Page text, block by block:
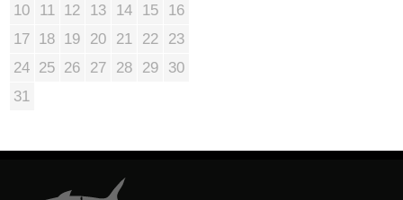
10
11 12 13 14 15
16
17 18 19 20 21 22
23
24 25 26 27 28 29
30
31